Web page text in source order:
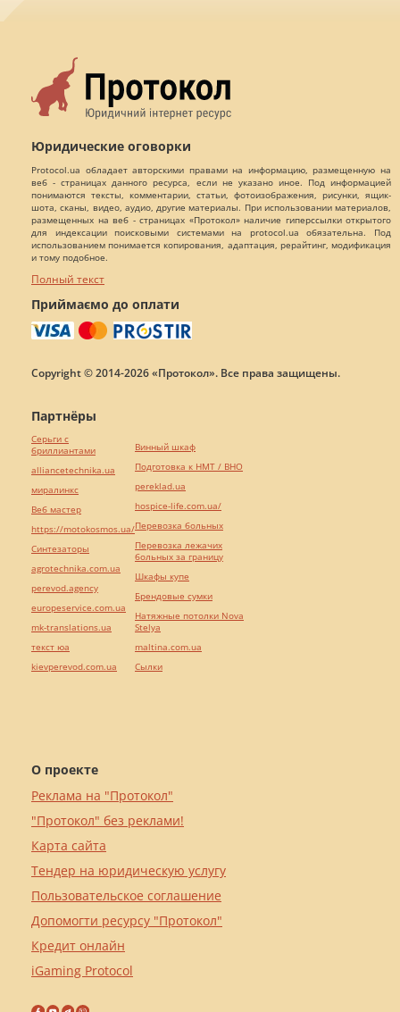
Юридические оговорки
Protocol.ua обладает авторскими правами на информацию, размещенную на
веб - страницах данного ресурса, если не указано иное. Под информацией
понимаются тексты, комментарии, статьи, фотоизображения, рисунки, ящик-
шота, сканы, видео, аудио, другие материалы. При использовании материалов,
размещенных на веб - страницах «Протокол» наличие гиперссылки открытого
для индексации поисковыми системами на protocol.ua обязательна. Под
использованием понимается копирования, адаптация, рерайтинг, модификация
и тому подобное.
Полный текст
Приймаємо до оплати
Copyright © 2014-2026 «Протокол». Все права защищены.
О проекте
Реклама на "Протокол"
"Протокол" без реклами!
Карта сайта
Тендер на юридическую услугу
Пользовательское соглашение
Допомогти ресурсу "Протокол"
Кредит онлайн
iGaming Protocol
Партнёры
Серьги с
бриллиантами
alliancetechnika.ua
миралинкс
Веб мастер
https://motokosmos.ua/
Синтезаторы
agrotechnika.com.ua
perevod.agency
europeservice.com.ua
mk-translations.ua
текст юа
kievperevod.com.ua
Винный шкаф
Подготовка к НМТ / ВНО
pereklad.ua
hospice-life.com.ua/
Перевозка больных
Перевозка лежачих
больных за границу
Шкафы купе
Брендовые сумки
Натяжные потолки Nova
Stelya
maltina.com.ua
Cылки